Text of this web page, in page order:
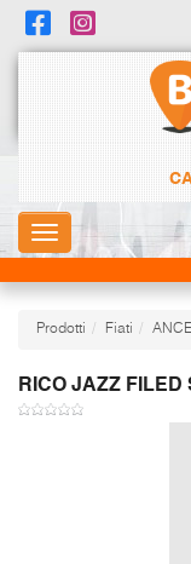
Toggle
navigation
Prodotti Fiati ANCE
RICO JAZZ FILED